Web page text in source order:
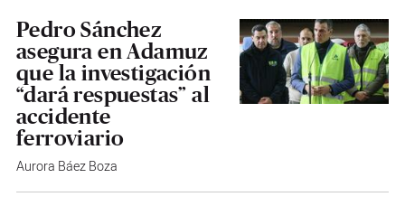
Pedro Sánchez
asegura en Adamuz
que la investigación
“dará respuestas” al
accidente
ferroviario
Aurora Báez Boza